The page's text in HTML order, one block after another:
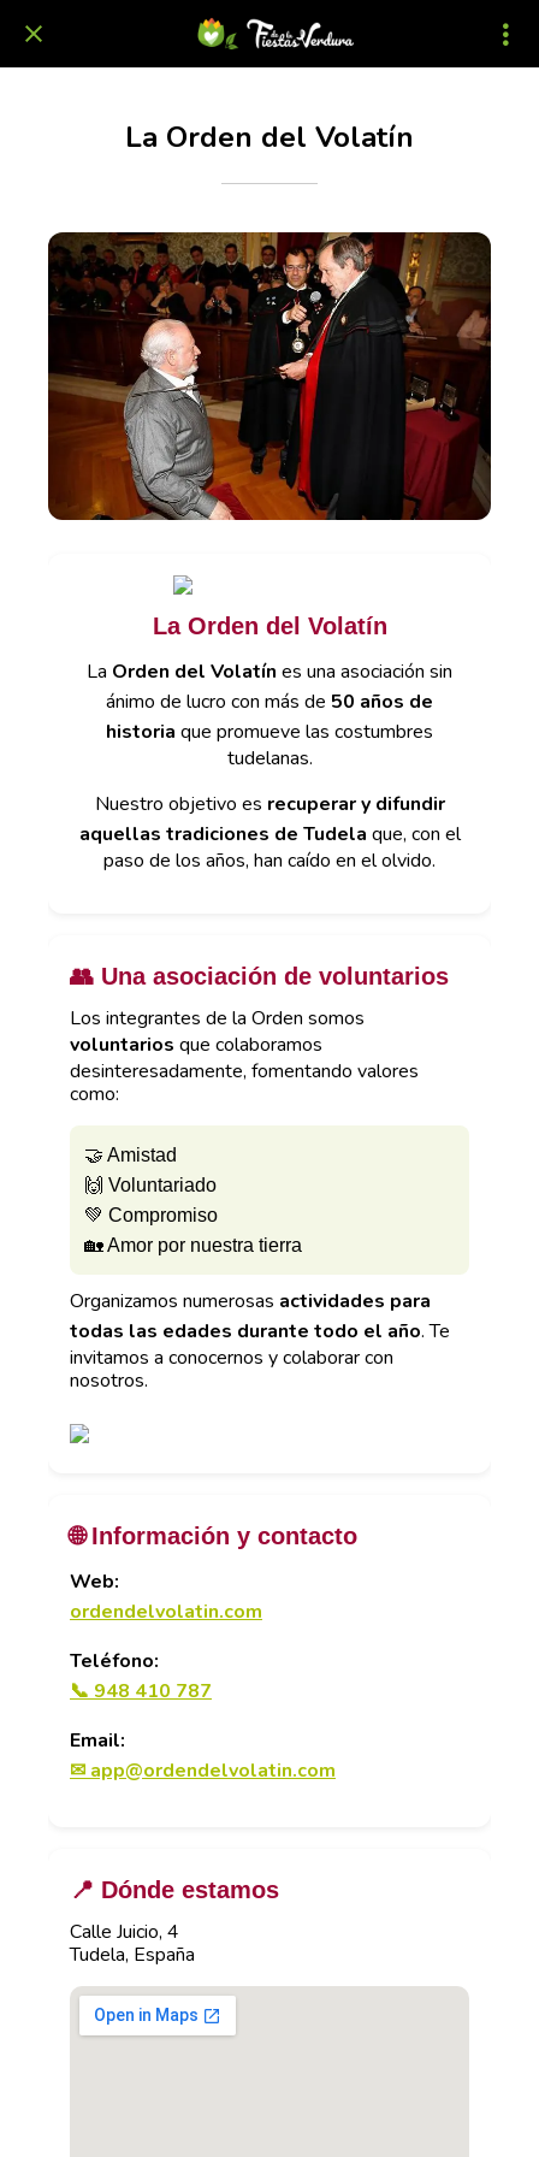
La Orden del Volatín
La Orden del Volatín
La Orden del Volatín es una asociación sin
ánimo de lucro con más de 50 años de
historia que promueve las costumbres
tudelanas.
Nuestro objetivo es recuperar y difundir
aquellas tradiciones de Tudela que, con el
paso de los años, han caído en el olvido.
👥 Una asociación de voluntarios
Los integrantes de la Orden somos
voluntarios que colaboramos
desinteresadamente, fomentando valores
como:
🤝 Amistad
🙌 Voluntariado
💚 Compromiso
🏡 Amor por nuestra tierra
Organizamos numerosas actividades para
todas las edades durante todo el año. Te
invitamos a conocernos y colaborar con
nosotros.
🌐 Información y contacto
Web:
ordendelvolatin.com
Teléfono:
📞 948 410 787
Email:
✉ app@ordendelvolatin.com
📍 Dónde estamos
Calle Juicio, 4
Tudela, España